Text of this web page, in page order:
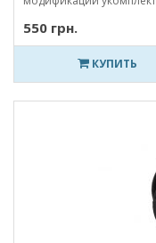
550 грн.
КУПИТЬ